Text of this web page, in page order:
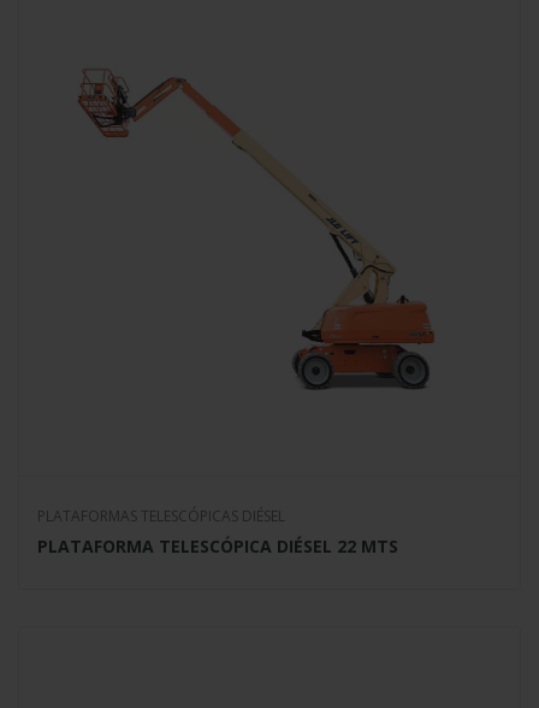
PLATAFORMAS TELESCÓPICAS DIÉSEL
PLATAFORMA TELESCÓPICA DIÉSEL 22 MTS